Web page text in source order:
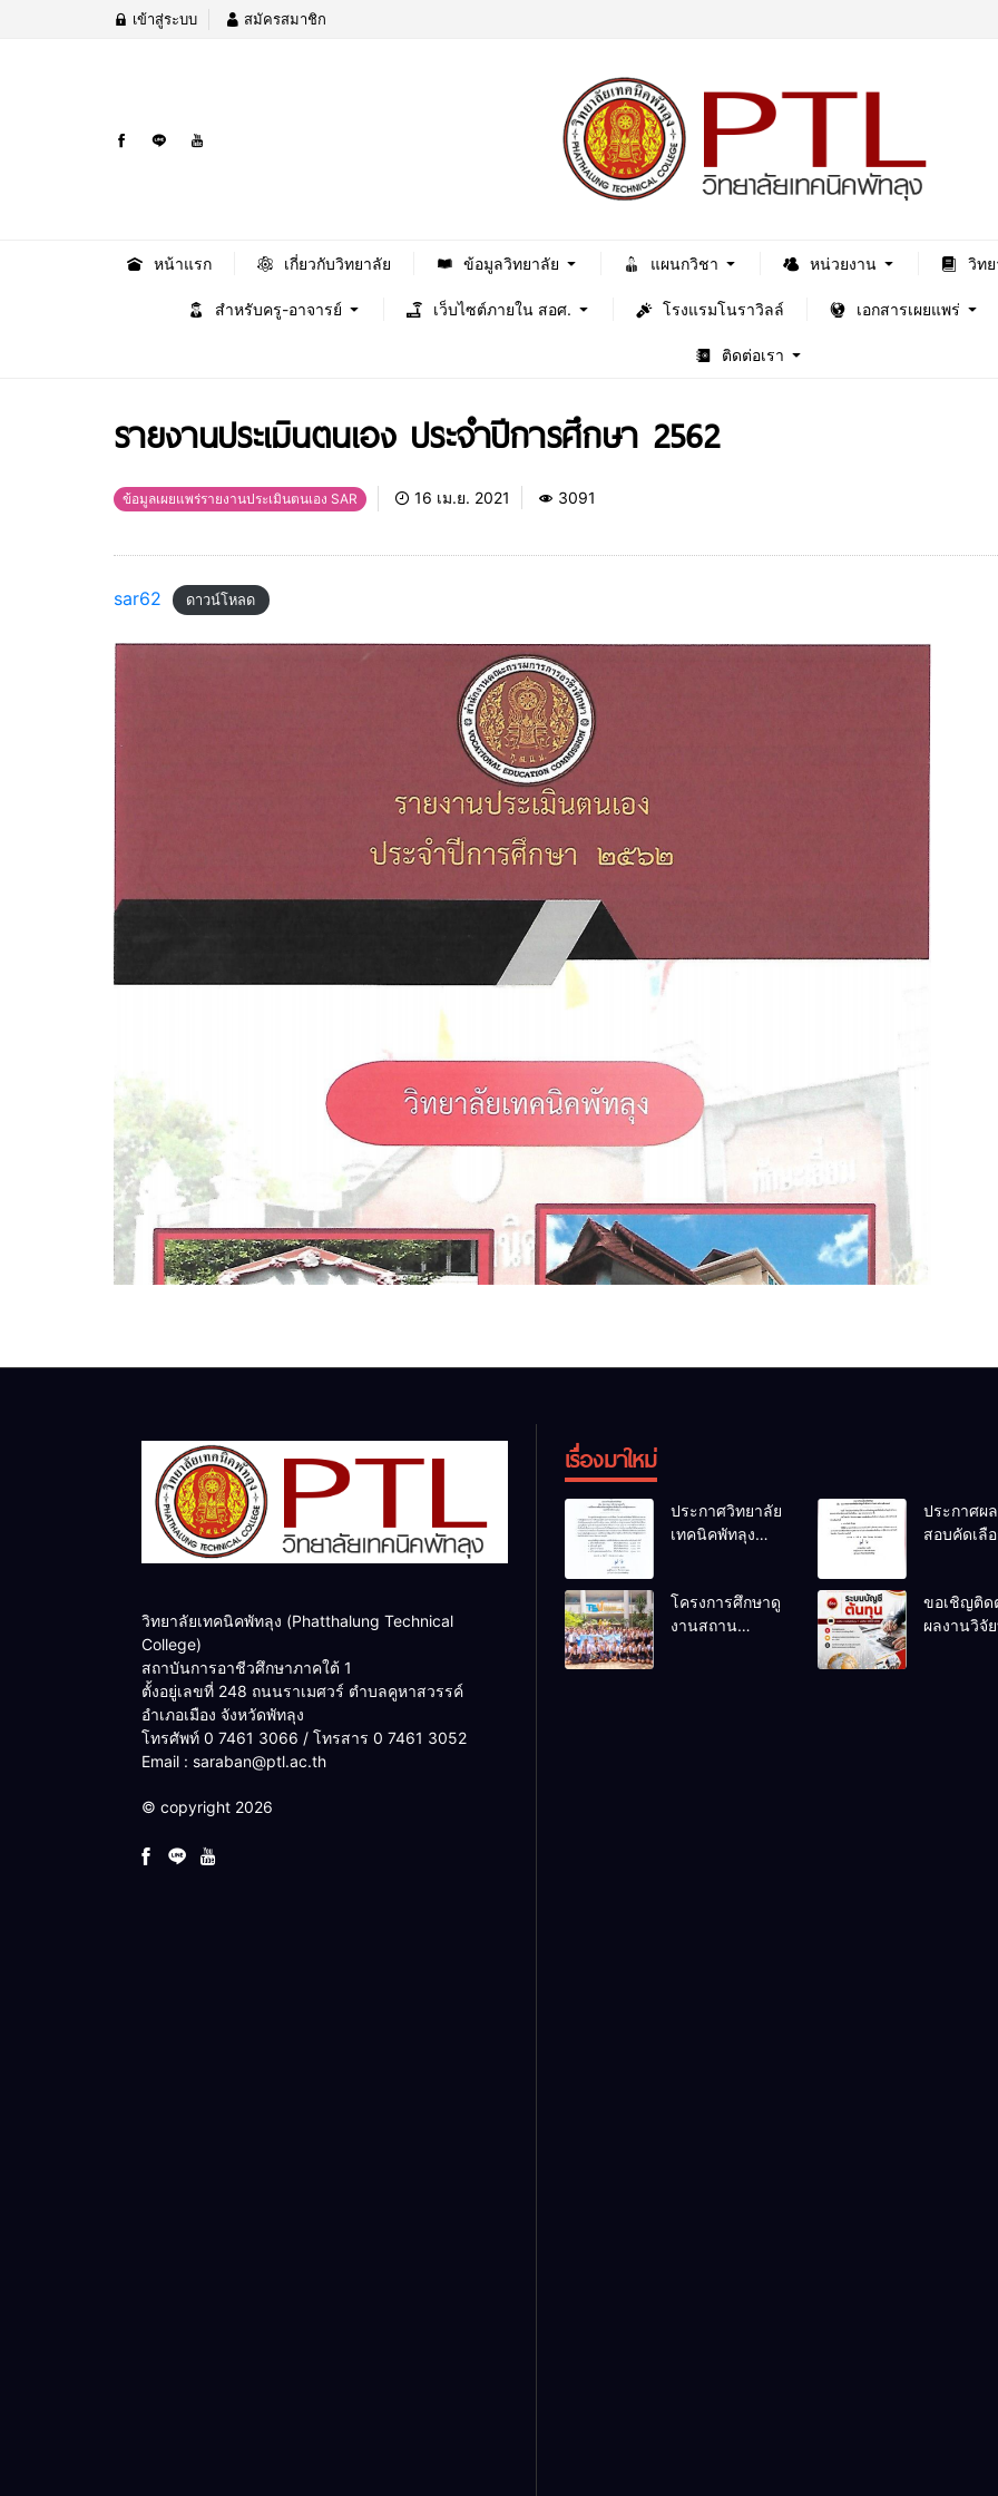
เข้าสู่ระบบ สมัครสมาชิก
หน้าแรก เกี่ยวกับวิทยาลัย ข้อมูลวิทยาลัย แผนกวิชา หน่วยงาน วิท
สำหรับครู-อาจารย์ เว็บไซต์ภายใน สอศ. โรงแรมโนราวิลล์ เอกสารเผยแพร่
ติดต่อเรา
รายงานประเมินตนเอง ประจำปีการศึกษา 2562
ข้อมูลเผยแพร่รายงานประเมินตนเอง SAR 16 เม.ย. 2021 3091
sar62 ดาวน์โหลด
วิทยาลัยเทคนิคพัทลุง (Phatthalung Technical
College)
สถาบันการอาชีวศึกษาภาคใต้ 1
ตั้งอยู่เลขที่ 248 ถนนราเมศวร์ ตำบลคูหาสวรรค์
อำเภอเมือง จังหวัดพัทลุง
โทรศัพท์ 0 7461 3066 / โทรสาร 0 7461 3052
Email : saraban@ptl.ac.th
© copyright 2026
เรื่องมาใหม่
ประกาศวิทยาลัย
เทคนิคพัทลุง
แผนธุรกิจ ภาย
ใต้โครงการ
ประกาศผ
สอบคัดเลื
พนักงานขั
รถยนต์
โครงการศึกษาดู
งานสถาน
ขอเชิญติด
ผลงานวิจั